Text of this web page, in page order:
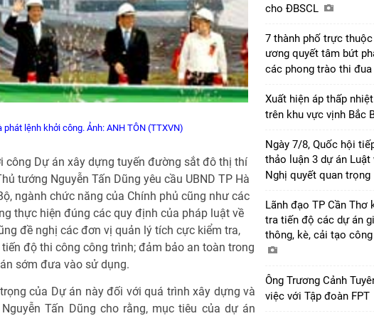
lệnh khởi công. Ảnh: ANH TÔN (TTXVN)
công Dự án xây dựng tuyến đường sắt đô thị thí
tướng Nguyễn Tấn Dũng yêu cầu UBND TP Hà
ngành chức năng của Chính phủ cũng như các
thực hiện đúng các quy định của pháp luật về
đề nghị các đơn vị quản lý tích cực kiểm tra,
độ thi công công trình; đảm bảo an toàn trong
sớm đưa vào sử dụng.
của Dự án này đối với quá trình xây dựng và
Tấn Dũng cho rằng, mục tiêu của dự án
cho ĐBSCL
7 thành phố trực thuộc
ương quyết tâm bứt
các phong trào thi đua
Xuất hiện áp thấp
trên khu vực vịnh Bắc
Ngày 7/8, Quốc hội
thảo luận 3 dự án Luật
Nghị quyết quan trọng
Lãnh đạo TP Cần Thơ
tra tiến độ các dự án
thông, kè, cải tạo
Ông Trương Cảnh
việc với Tập đoàn FPT